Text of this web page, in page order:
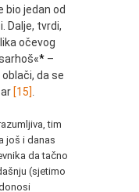
bio jedan od
Dalje, tvrdi,
očevog
* –
da se
[15]
tim
još i danas
da tačno
(sjetimo